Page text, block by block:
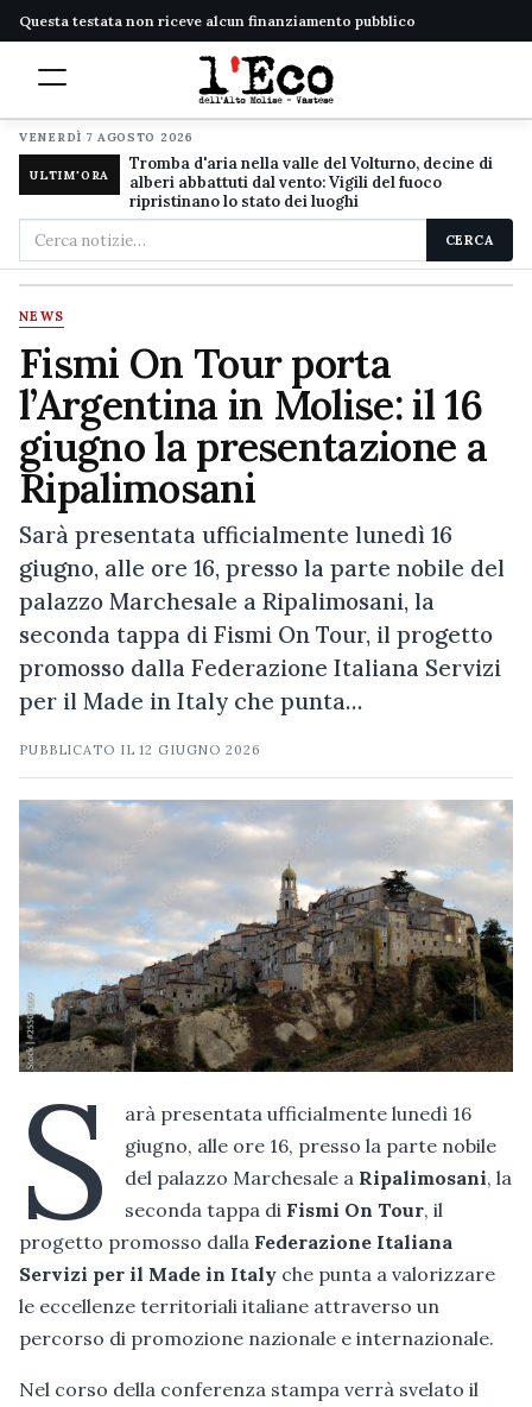
Questa testata non riceve alcun finanziamento pubblico
VENERDÌ 7 AGOSTO 2026
ULTIM'ORA
Tromba d'aria nella valle del Volturno, decine di
alberi abbattuti dal vento: Vigili del fuoco
ripristinano lo stato dei luoghi
Cerca
nel
sito
CERCA
NEWS
Fismi On Tour porta
l’Argentina in Molise: il 16
giugno la presentazione a
Ripalimosani
Sarà presentata ufficialmente lunedì 16
giugno, alle ore 16, presso la parte nobile del
palazzo Marchesale a Ripalimosani, la
seconda tappa di Fismi On Tour, il progetto
promosso dalla Federazione Italiana Servizi
per il Made in Italy che punta…
PUBBLICATO IL12 GIUGNO 2026
S
arà presentata ufficialmente lunedì 16
giugno, alle ore 16, presso la parte nobile
del palazzo Marchesale a Ripalimosani, la
seconda tappa di Fismi On Tour, il
progetto promosso dalla Federazione Italiana
Servizi per il Made in Italy che punta a valorizzare
le eccellenze territoriali italiane attraverso un
percorso di promozione nazionale e internazionale.
Nel corso della conferenza stampa verrà svelato il